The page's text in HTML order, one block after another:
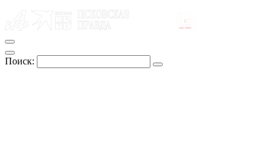
Поиск: